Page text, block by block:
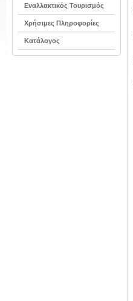
Εναλλακτικός Τουρισμός
Χρήσιμες Πληροφορίες
Κατάλογος